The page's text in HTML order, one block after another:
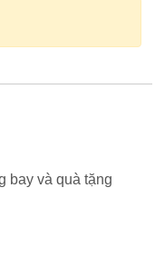
bay và quà tặng